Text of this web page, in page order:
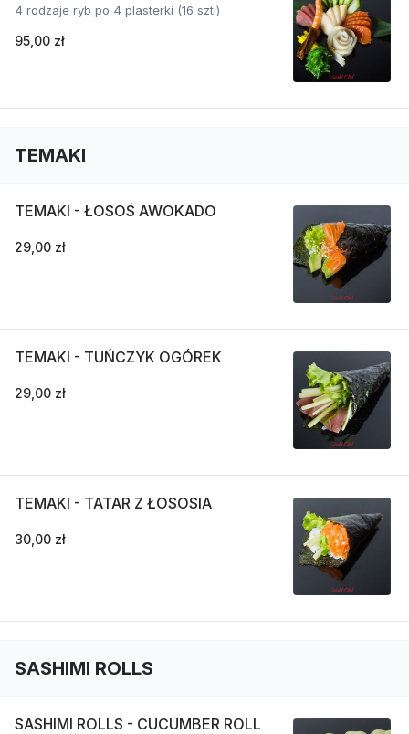
4 rodzaje ryb po 4 plasterki (16 szt.)
95,00 zł
TEMAKI
TEMAKI - ŁOSOŚ AWOKADO
29,00 zł
TEMAKI - TUŃCZYK OGÓREK
29,00 zł
TEMAKI - TATAR Z ŁOSOSIA
30,00 zł
SASHIMI ROLLS
SASHIMI ROLLS - CUCUMBER ROLL